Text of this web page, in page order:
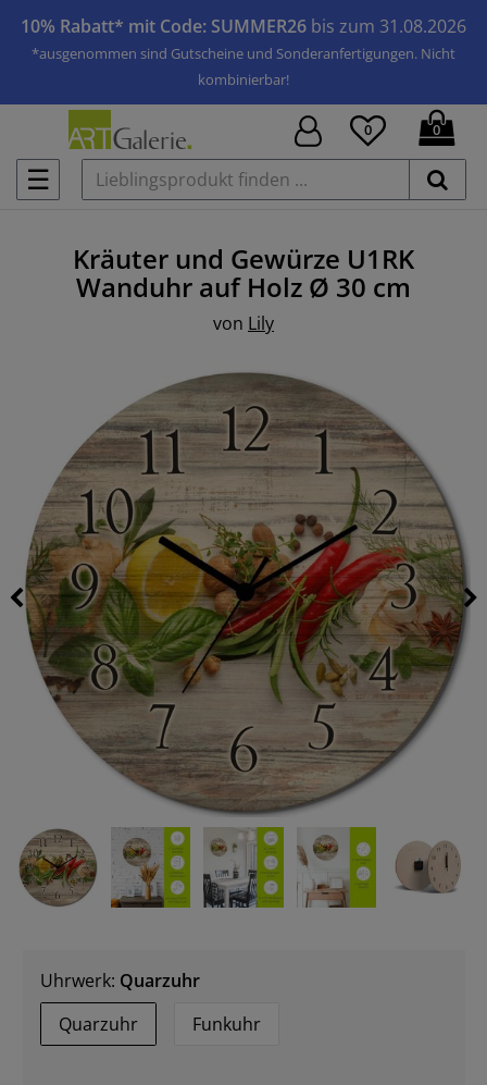
10% Rabatt* mit Code: SUMMER26 bis zum 31.08.2026
*ausgenommen sind Gutscheine und Sonderanfertigungen. Nicht
kombinierbar!
☰
0 0
Kräuter und Gewürze U1RK
Wanduhr auf Holz Ø 30 cm
von Lily
Uhrwerk: Quarzuhr
Quarzuhr
Funkuhr